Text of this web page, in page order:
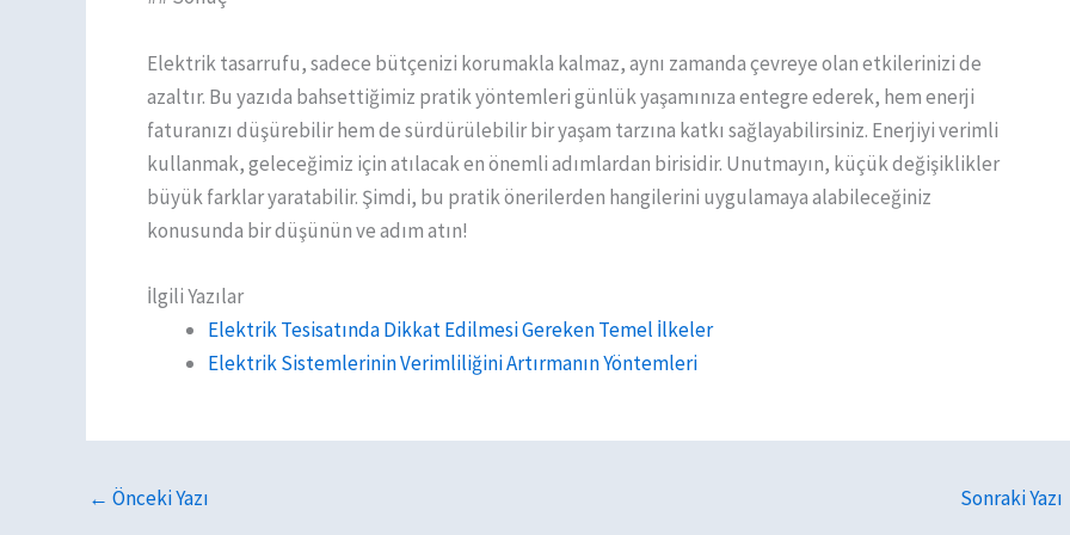
Elektrik tasarrufu, sadece bütçenizi korumakla kalmaz, aynı zamanda çevreye olan etkilerinizi de
azaltır. Bu yazıda bahsettiğimiz pratik yöntemleri günlük yaşamınıza entegre ederek, hem enerji
faturanızı düşürebilir hem de sürdürülebilir bir yaşam tarzına katkı sağlayabilirsiniz. Enerjiyi verimli
kullanmak, geleceğimiz için atılacak en önemli adımlardan birisidir. Unutmayın, küçük değişiklikler
büyük farklar yaratabilir. Şimdi, bu pratik önerilerden hangilerini uygulamaya alabileceğiniz
konusunda bir düşünün ve adım atın!
İlgili Yazılar
Elektrik Tesisatında Dikkat Edilmesi Gereken Temel İlkeler
Elektrik Sistemlerinin Verimliliğini Artırmanın Yöntemleri
← Önceki Yazı Sonraki Yazı